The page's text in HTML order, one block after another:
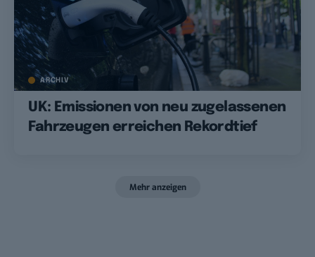
ARCHIV
UK: Emissionen von neu zugelassenen
Fahrzeugen erreichen Rekordtief
Mehr anzeigen